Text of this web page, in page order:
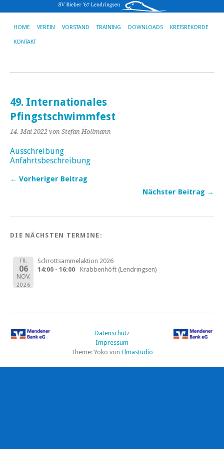
HOME VEREIN VORSTAND TRAINING DOWNLOADS KREISREKORDE
KONTAKT
49. Internationales
Pfingstschwimmfest
14. Mai 2022 von Stefan Hollmann
Ausschreibung
Anfahrtsbeschreibung
← Vorheriger Beitrag
Nächster Beitrag →
DIE NÄCHSTEN TERMINE:
FR.
06
NOV.
2026
Schrottsammelaktion 2026
14:00 - 16:00
Krabbenhöft (Lendringsen)
Datenschutz
Impressum
Theme: Yoko von Elmastudio